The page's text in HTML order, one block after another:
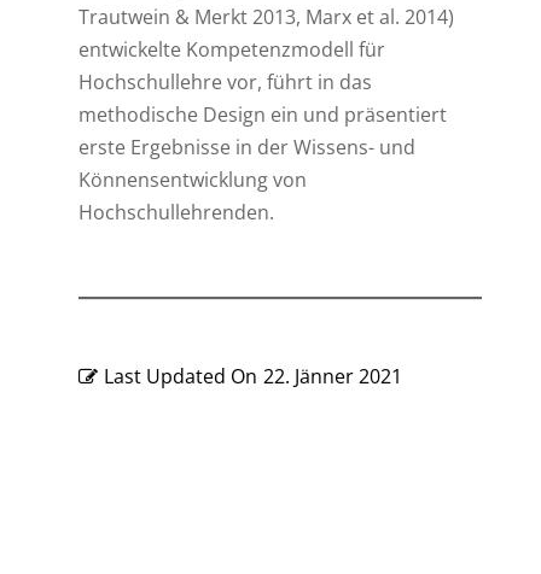
Trautwein & Merkt 2013, Marx et al. 2014)
entwickelte Kompetenzmodell für
Hochschullehre vor, führt in das
methodische Design ein und präsentiert
erste Ergebnisse in der Wissens- und
Könnensentwicklung von
Hochschullehrenden.
Last Updated On 22. Jänner 2021